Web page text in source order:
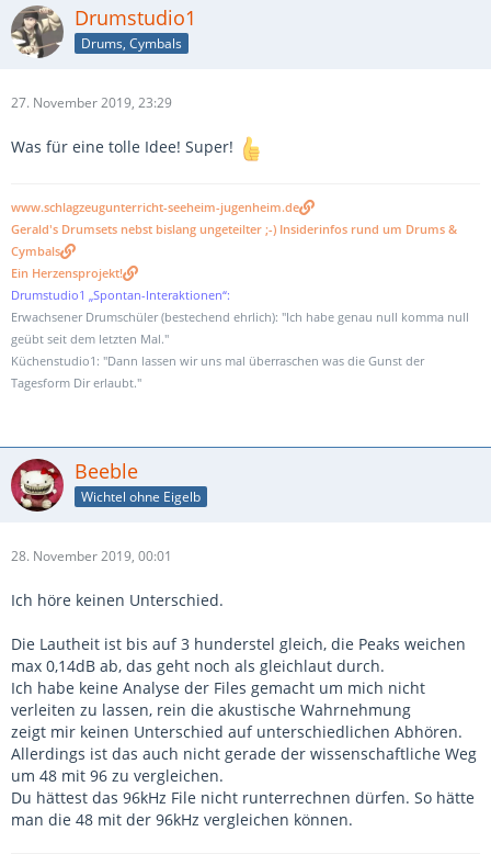
Drumstudio1
Drums, Cymbals
27. November 2019, 23:29
Was für eine tolle Idee! Super!
www.schlagzeugunterricht-seeheim-jugenheim.de
Gerald's Drumsets nebst bislang ungeteilter ;-) Insiderinfos rund um Drums &
Cymbals
Ein Herzensprojekt!
Drumstudio1 „Spontan-Interaktionen“:
Erwachsener Drumschüler (bestechend ehrlich): "Ich habe genau null komma null
geübt seit dem letzten Mal."
Küchenstudio1: "Dann lassen wir uns mal überraschen was die Gunst der
Tagesform Dir erlaubt."
Beeble
Wichtel ohne Eigelb
28. November 2019, 00:01
Ich höre keinen Unterschied.
Die Lautheit ist bis auf 3 hunderstel gleich, die Peaks weichen
max 0,14dB ab, das geht noch als gleichlaut durch.
Ich habe keine Analyse der Files gemacht um mich nicht
verleiten zu lassen, rein die akustische Wahrnehmung
zeigt mir keinen Unterschied auf unterschiedlichen Abhören.
Allerdings ist das auch nicht gerade der wissenschaftliche Weg
um 48 mit 96 zu vergleichen.
Du hättest das 96kHz File nicht runterrechnen dürfen. So hätte
man die 48 mit der 96kHz vergleichen können.